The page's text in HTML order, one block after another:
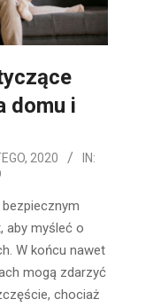
domu i
2020
IN:
aby myśleć o
W końcu nawet
mogą zdarzyć
chociaż